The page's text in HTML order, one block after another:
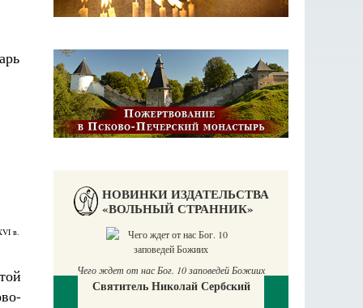
в.
НОВИНКИ ИЗДАТЕЛЬСТВА
«ВОЛЬНЫЙ СТРАННИК»
Чего ждет от нас Бог. 10 заповедей Божиих
Святитель Николай Сербский